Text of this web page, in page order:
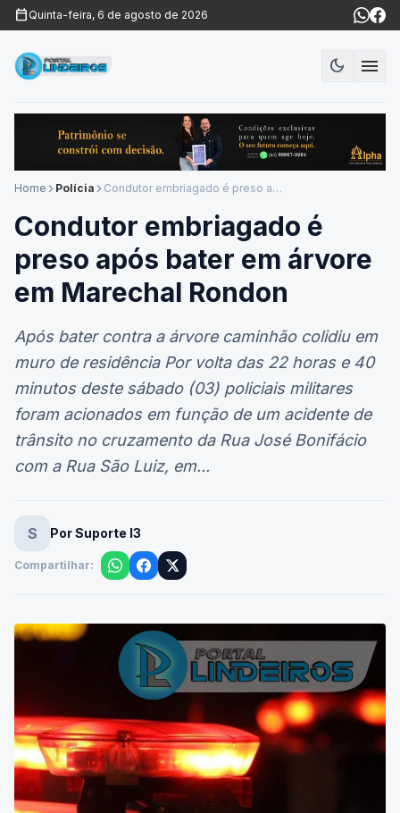
calendar_today Quinta-feira, 6 de agosto de 2026
dark_modeModo
menu
Home arrow_forward_ios Polícia arrow_forward_ios Condutor embriagado é preso após bater em árvore em Marechal Rondon
Condutor embriagado é
preso após bater em árvore
em Marechal Rondon
Após bater contra a árvore caminhão colidiu em
muro de residência Por volta das 22 horas e 40
minutos deste sábado (03) policiais militares
foram acionados em função de um acidente de
trânsito no cruzamento da Rua José Bonifácio
com a Rua São Luiz, em...
S Por Suporte I3
Compartilhar: